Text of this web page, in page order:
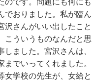
のです。問題にも何にも
でおりました。私が臨ん
沢さんがいい出したこと
こういうものなんだと思
ました。宮沢さんは、
でいってくれました。
女学校の先生が、女給と